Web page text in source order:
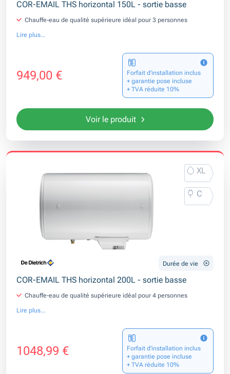
COR-EMAIL THS horizontal 150L - sortie basse
Chauffe-eau de qualité supérieure idéal pour 3 personnes
Lire plus...
949,00 €
Forfait d’installation inclus
+ garantie pose incluse
+ TVA réduite 10%
Voir le produit
XL
C
Durée de vie
COR-EMAIL THS horizontal 200L - sortie basse
Chauffe-eau de qualité supérieure idéal pour 4 personnes
Lire plus...
1048,99 €
Forfait d’installation inclus
+ garantie pose incluse
+ TVA réduite 10%